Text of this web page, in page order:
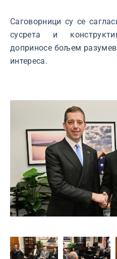
Саговорници су се
сусрета и
доприносе бољем
интереса.